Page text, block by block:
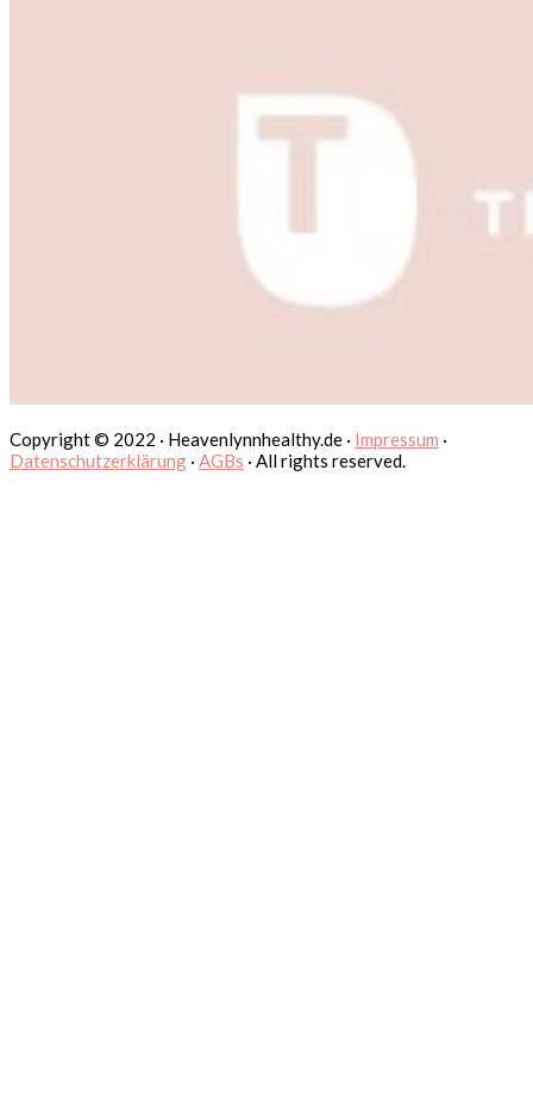
Copyright © 2022 · Heavenlynnhealthy.de · Impressum ·
Datenschutzerklärung · AGBs · All rights reserved.